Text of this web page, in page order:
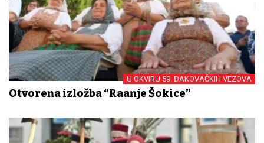
U OKVIRU 59. ĐAKOVAČKIH VEZOVA
Otvorena izložba “Rađanje Šokice”